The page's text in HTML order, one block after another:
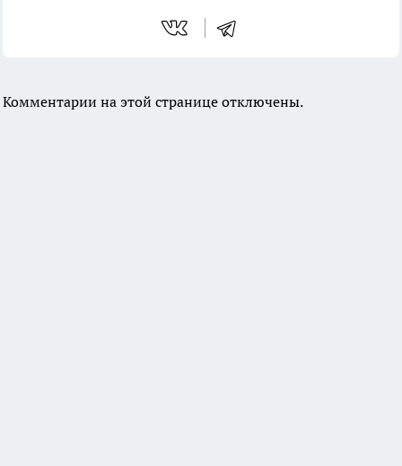
Комментарии на этой странице отключены.